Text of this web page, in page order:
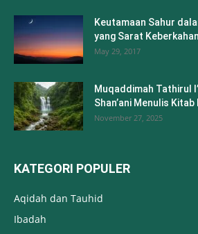
Keutamaan Sahur
yang Sarat Keberkahan
May 29, 2017
Muqaddimah Tathirul
Shan’ani Menulis
November 27, 2025
KATEGORI POPULER
Aqidah dan Tauhid
Ibadah